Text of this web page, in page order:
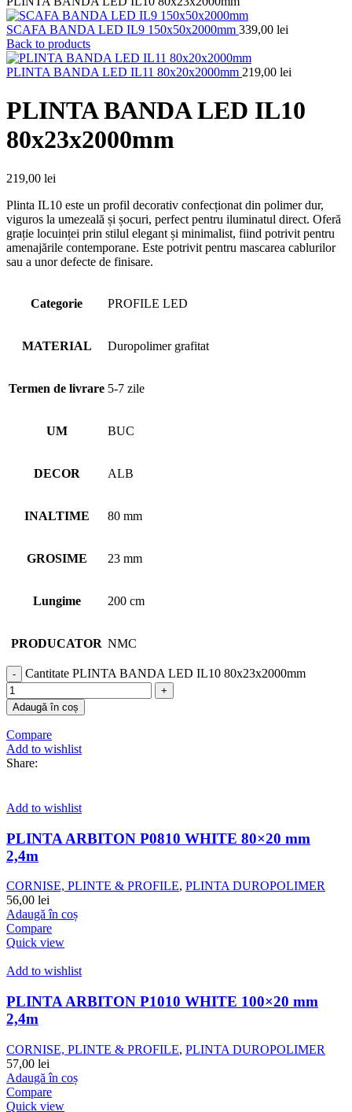
SCAFA BANDA LED IL9 150x50x2000mm 339,00 lei
Back to products
PLINTA BANDA LED IL11 80x20x2000mm 219,00 lei
PLINTA BANDA LED IL10
80x23x2000mm
219,00 lei
Plinta IL10 este un profil decorativ confecționat din polimer dur,
viguros la umezeală și șocuri, perfect pentru iluminatul direct. Oferă
grație locuinței prin stilul elegant și minimalist, fiind potrivit pentru
amenajările contemporane. Este potrivit pentru mascarea cablurilor
sau a unor defecte de finisare.
Categorie PROFILE LED
MATERIAL Duropolimer grafitat
Termen de livrare 5-7 zile
UM BUC
DECOR ALB
INALTIME 80 mm
GROSIME 23 mm
Lungime 200 cm
PRODUCATOR NMC
Cantitate PLINTA BANDA LED IL10 80x23x2000mm
Adaugă în coș
Compare
Add to wishlist
Share:
Add to wishlist
PLINTA ARBITON P0810 WHITE 80×20 mm
2,4m
CORNISE, PLINTE & PROFILE, PLINTA DUROPOLIMER
56,00 lei
Adaugă în coș
Compare
Quick view
Add to wishlist
PLINTA ARBITON P1010 WHITE 100×20 mm
2,4m
CORNISE, PLINTE & PROFILE, PLINTA DUROPOLIMER
57,00 lei
Adaugă în coș
Compare
Quick view